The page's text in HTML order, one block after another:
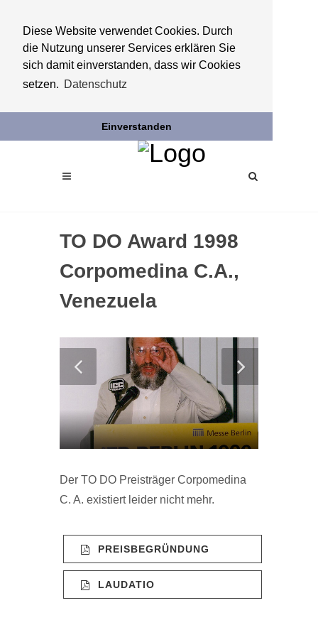
Diese Website verwendet Cookies. Durch
die Nutzung unserer Services erklären Sie
sich damit einverstanden, dass wir Cookies
setzen. Datenschutz
Einverstanden
TO DO Award 1998
Corpomedina C.A.,
Venezuela
Der TO DO Preisträger Corpomedina
C. A. existiert leider nicht mehr.
PREISBEGRÜNDUNG
LAUDATIO